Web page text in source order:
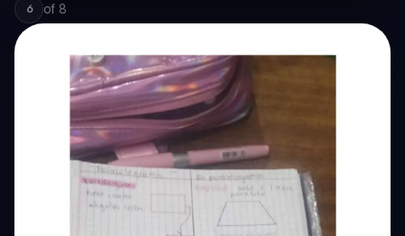
6 of 8